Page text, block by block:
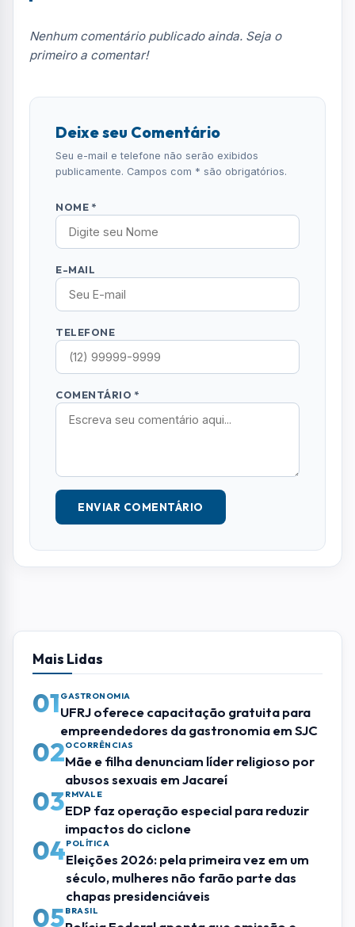
Notícias no WhatsApp
Comentários (0)
Nenhum comentário publicado ainda. Seja o
primeiro a comentar!
Deixe seu Comentário
Seu e-mail e telefone não serão exibidos
publicamente. Campos com * são obrigatórios.
E-MAIL
COMENTÁRIO *
ENVIAR COMENTÁRIO
Mais Lidas